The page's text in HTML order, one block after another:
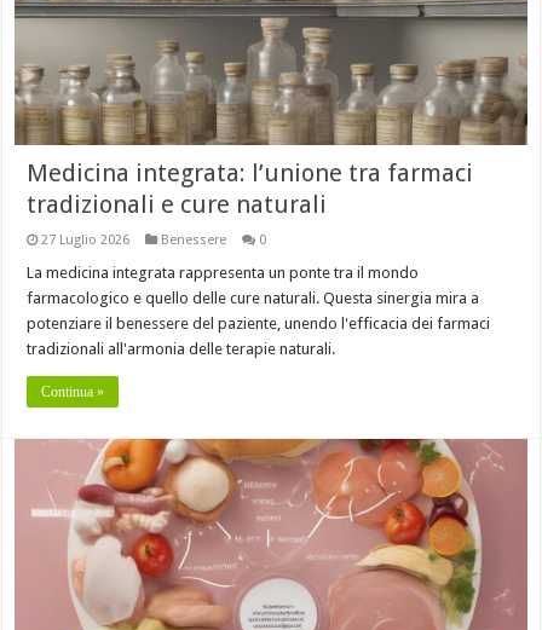
Medicina integrata: l’unione tra farmaci
tradizionali e cure naturali
27 Luglio 2026 Benessere 0
La medicina integrata rappresenta un ponte tra il mondo
farmacologico e quello delle cure naturali. Questa sinergia mira a
potenziare il benessere del paziente, unendo l'efficacia dei farmaci
tradizionali all'armonia delle terapie naturali.
Continua »